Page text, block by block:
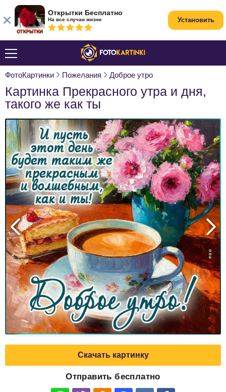
ФотоКартинки Пожелания Доброе утро
Картинка Прекрасного утра и дня,
такого же как ты
Скачать картинку
Отправить бесплатно
Открытки Бесплатно
На все случаи жизни Установить